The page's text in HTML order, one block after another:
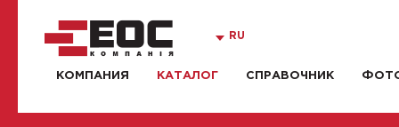
RU
КОМПАНИЯ КАТАЛОГ СПРАВОЧНИК